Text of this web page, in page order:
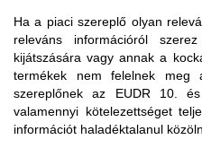
Ha a piaci szereplő olyan
releváns információról
kijátszására vagy annak a
termékek nem felelnek
szereplőnek az EUDR 10.
valamennyi kötelezettséget
információt haladéktalanul